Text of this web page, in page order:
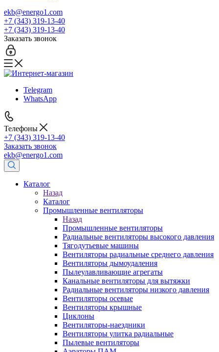
ekb@energo1.com
+7 (343) 319-13-40
+7 (343) 319-13-40
Заказать звонок
Telegram
WhatsApp
Телефоны
+7 (343) 319-13-40
Заказать звонок
ekb@energo1.com
Каталог
Назад
Каталог
Промышленные вентиляторы
Назад
Промышленные вентиляторы
Радиальные вентиляторы высокого давления
Тягодутьевые машины
Вентиляторы радиальные среднего давления
Вентиляторы дымоудаления
Пылеулавливающие агрегаты
Канальные вентиляторы для вытяжки
Радиальные вентиляторы низкого давления
Вентиляторы осевые
Вентиляторы крышные
Циклоны
Вентиляторы-наездники
Вентиляторы улитка радиальные
Пылевые вентиляторы